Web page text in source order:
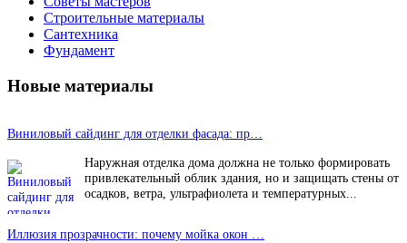
Строительные материалы
Сантехника
Фундамент
Новые материалы
Виниловый сайдинг для отделки фасада: пр…
Наружная отделка дома должна не только формировать
привлекательный облик здания, но и защищать стены от
осадков, ветра, ультрафиолета и температурных...
Иллюзия прозрачности: почему мойка окон …